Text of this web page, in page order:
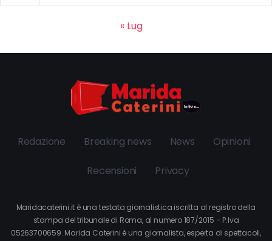
« Lug
Redazione Breaking news News Opinioni
Recensioni Privacy
Maridacaterini.it è una testata giornalistica iscritta al registro della
stampa del tribunale di Roma, al numero 187/2015 – P.Iva
05263700659. Marida Caterini è una giornalista, esperta di spettacoli,